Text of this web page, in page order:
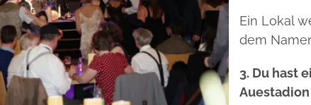
Ein Lokal
dem
3. Du hast